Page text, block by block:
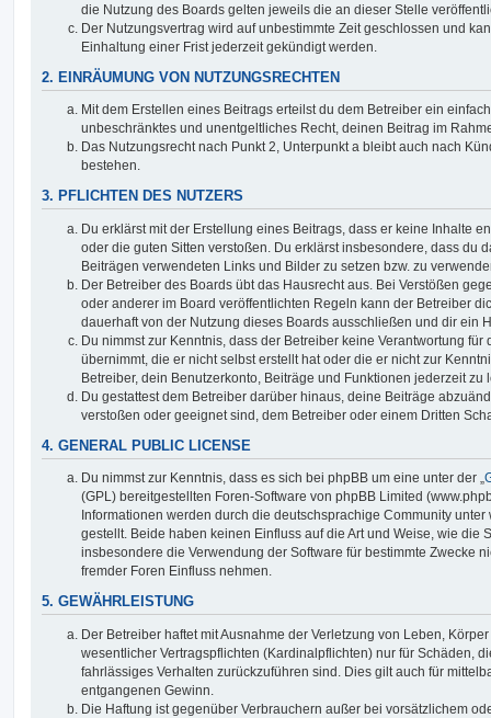
die Nutzung des Boards gelten jeweils die an dieser Stelle
Der Nutzungsvertrag wird auf unbestimmte Zeit geschlossen und
Einhaltung einer Frist jederzeit gekündigt werden.
2. EINRÄUMUNG VON NUTZUNGSRECHTEN
Mit dem Erstellen eines Beitrags erteilst du dem Betreiber ein
unbeschränktes und unentgeltliches Recht, deinen Beitrag im
Das Nutzungsrecht nach Punkt 2, Unterpunkt a bleibt auch nach
bestehen.
3. PFLICHTEN DES NUTZERS
Du erklärst mit der Erstellung eines Beitrags, dass er keine Inhalte
oder die guten Sitten verstoßen. Du erklärst insbesondere, dass du
Beiträgen verwendeten Links und Bilder zu setzen bzw. zu
Der Betreiber des Boards übt das Hausrecht aus. Bei Verstößen
oder anderer im Board veröffentlichten Regeln kann der Betreiber
dauerhaft von der Nutzung dieses Boards ausschließen und dir ein
Du nimmst zur Kenntnis, dass der Betreiber keine Verantwortung für
übernimmt, die er nicht selbst erstellt hat oder die er nicht zur
Betreiber, dein Benutzerkonto, Beiträge und Funktionen jederzeit zu
Du gestattest dem Betreiber darüber hinaus, deine Beiträge
verstoßen oder geeignet sind, dem Betreiber oder einem Dritten
4. GENERAL PUBLIC LICENSE
Du nimmst zur Kenntnis, dass es sich bei phpBB um eine unter der „
(GPL) bereitgestellten Foren-Software von phpBB Limited
Informationen werden durch die deutschsprachige Community
gestellt. Beide haben keinen Einfluss auf die Art und Weise, wie die
insbesondere die Verwendung der Software für bestimmte Zwecke
fremder Foren Einfluss nehmen.
5. GEWÄHRLEISTUNG
Der Betreiber haftet mit Ausnahme der Verletzung von Leben,
wesentlicher Vertragspflichten (Kardinalpflichten) nur für Schäden,
fahrlässiges Verhalten zurückzuführen sind. Dies gilt auch für
entgangenen Gewinn.
Die Haftung ist gegenüber Verbrauchern außer bei vorsätzlichem